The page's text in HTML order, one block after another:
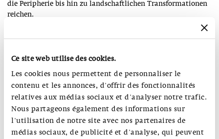
Ce site web utilise des cookies.
Les cookies nous permettent de personnaliser le
contenu et les annonces, d'offrir des fonctionnalités
relatives aux médias sociaux et d'analyser notre trafic.
Nous partageons également des informations sur
l'utilisation de notre site avec nos partenaires de
médias sociaux, de publicité et d'analyse, qui peuvent
die Peripherie bis hin zu landschaftlichen Transformationen
reichen.
An die Präsentationen schliessen die Ausstellungsvernissage
Mit Präsentationen von:
Raphaël Bitzi (‹Big Boxes Are Not Always the Best Gifts›, SIA
Masterpreis 2022)
Sandro Hauser (‹Alpine Rekomposition›, SIA Masterpreis
2022)
Ralf Schweizer & David Roth (‹Das Unfertighaus›, SIA